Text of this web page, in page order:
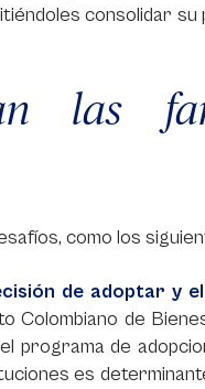
consolidar
las
como los
de adoptar y
Colombiano de
programa de
es